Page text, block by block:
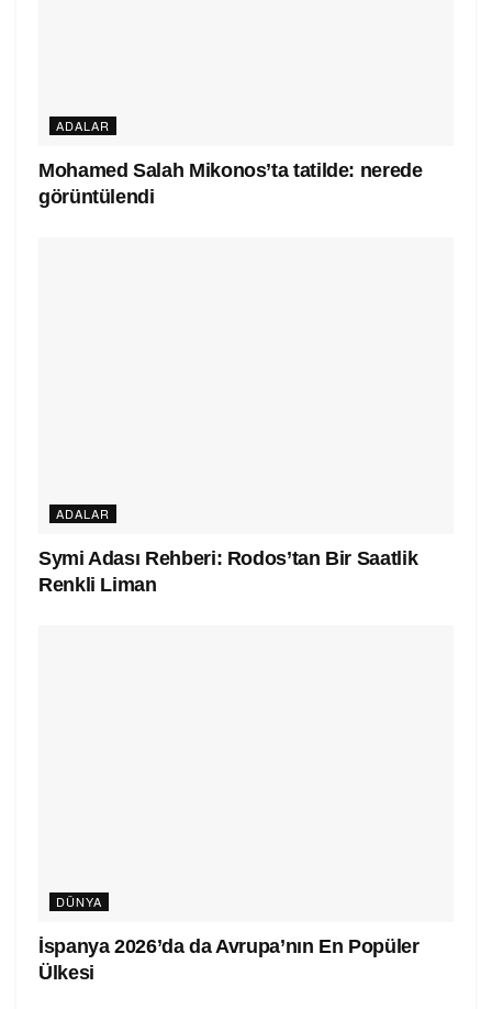
ADALAR
Mohamed Salah Mikonos’ta tatilde: nerede
görüntülendi
ADALAR
Symi Adası Rehberi: Rodos’tan Bir Saatlik
Renkli Liman
DÜNYA
İspanya 2026’da da Avrupa’nın En Popüler
Ülkesi